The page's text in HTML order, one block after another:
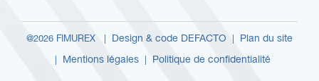
@2026 FIMUREX | Design & code DEFACTO Plan du site
Mentions légales| Politique de confidentialité